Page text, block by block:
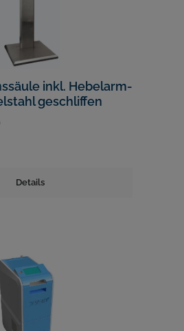
inkl. Hebelarm-
geschliffen
Details